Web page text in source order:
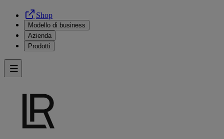
Shop
Modello di business
Azienda
Prodotti